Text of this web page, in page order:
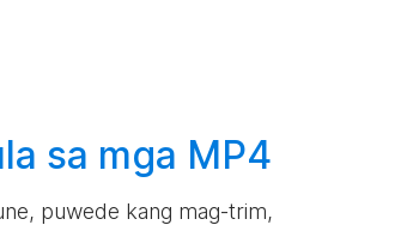
sa mga MP4
puwede kang mag-trim,